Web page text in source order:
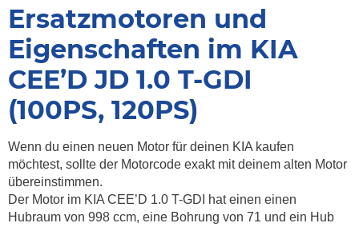
Ersatzmotoren und
Eigenschaften im KIA
CEE’D JD 1.0 T-GDI
(100PS, 120PS)
Wenn du einen neuen Motor für deinen KIA kaufen
möchtest, sollte der Motorcode exakt mit deinem alten Motor
übereinstimmen.
Der Motor im KIA CEE’D 1.0 T-GDI hat einen einen
Hubraum von 998 ccm, eine Bohrung von 71 und ein Hub